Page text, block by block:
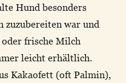
Hund besonders
zuzubereiten war und
frische Milch
leicht erhältlich.
Kakaofett (oft Palmin),